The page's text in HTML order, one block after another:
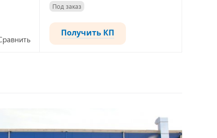
Под заказ
Получить КП